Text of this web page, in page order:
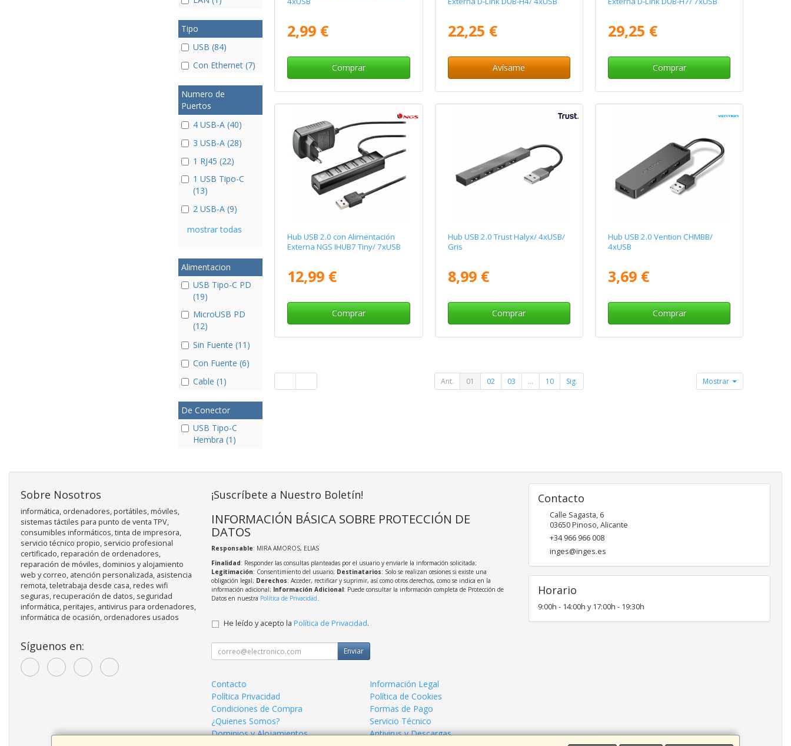
Tipo
USB (84)
Con Ethernet (7)
Numero de
Puertos
4 USB-A (40)
3 USB-A (28)
1 RJ45 (22)
1 USB Tipo-C
(13)
2 USB-A (9)
mostrar todas
Alimentacion
USB Tipo-C PD
(19)
MicroUSB PD
(12)
Sin Fuente (11)
Con Fuente (6)
Cable (1)
De Conector
USB Tipo-C
Hembra (1)
2,99 €
Comprar
22,25 €
Avísame
29,25 €
Comprar
Hub USB 2.0 con Alimentación
Externa NGS IHUB7 Tiny/ 7xUSB
12,99 €
Comprar
Hub USB 2.0 Trust Halyx/ 4xUSB/
Gris
8,99 €
Comprar
Hub USB 2.0 Vention CHMBB/
4xUSB
3,69 €
Comprar
Ant. 01 02 03 ... 10 Sig. Mostrar
Sobre Nosotros
informática, ordenadores, portátiles, móviles,
sistemas táctiles para punto de venta TPV,
consumibles informáticos, tinta de impresora,
servicio técnico propio, servicio profesional
certificado, reparación de ordenadores,
reparación de móviles, dominios y alojamiento
web y correo, atención personalizada, asistencia
remota, teletrabaja desde casa, redes wifi
seguras, recuperación de datos, seguridad
informática, peritajes, antivirus para ordenadores,
informática de ocasión, ordenadores usados
Síguenos en:
¡Suscríbete a Nuestro Boletín!
INFORMACIÓN BÁSICA SOBRE PROTECCIÓN DE
DATOS
Responsable: MIRA AMOROS, ELIAS
Finalidad: Responder las consultas planteadas por el usuario y enviarle la información solicitada;
Legitimación: Consentimiento del usuario; Destinatarios: Solo se realizan cesiones si existe una
obligación legal; Derechos: Acceder, rectificar y suprimir, así como otros derechos, como se indica en la
información adicional; Información Adicional: Puede consultar la información completa de Protección de
Datos en nuestra Política de Privacidad.
He leído y acepto la Política de Privacidad.
Enviar
Contacto
Información Legal
Política Privacidad
Política de Cookies
Condiciones de Compra
Formas de Pago
¿Quienes Somos?
Servicio Técnico
Dominios y Alojamientos
Antivirus y Descargas
Contacto
Calle Sagasta, 6
03650Pinoso,Alicante
+34 966 966 008
inges@inges.es
Horario
9:00h - 14:00h y 17:00h - 19:30h